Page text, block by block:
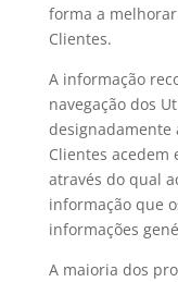
forma a
Clientes.
A informação
navegação dos
designadamente
Clientes acedem
através do qual
informação que
informações
A maioria dos